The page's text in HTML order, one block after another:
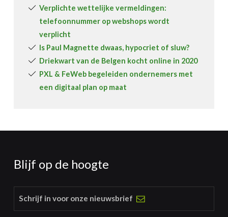
Verplichte wettelijke vermeldingen:
telefoonnummer op webshops wordt
verplicht
Is Paul Magnette dwaas, hypocriet of sluw?
Driekwart van de Belgen kocht online in 2020
PXL & FeWeb begeleiden ondernemers met
een digitaal plan op maat
Blijf op de hoogte
Schrijf in voor onze nieuwsbrief